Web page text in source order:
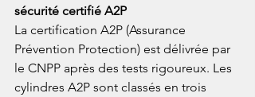
sécurité certifié A2P
La certification A2P (Assurance
Prévention Protection) est délivrée par
le CNPP après des tests rigoureux. Les
cylindres A2P sont classés en trois